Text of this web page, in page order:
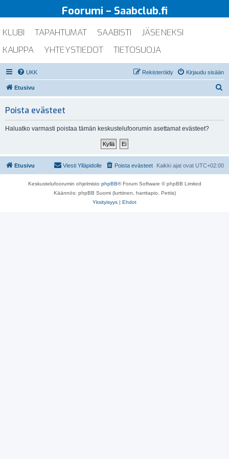
Foorumi – Saabclub.fi
KLUBI TAPAHTUMAT SAABISTI
JÄSENEKSI
KAUPPA
YHTEYSTIEDOT TIETOSUOJA
UKK Kirjaudu sisään
Rekisteröidy
Etusivu
Poista evästeet
Haluatko varmasti poistaa tämän keskustelufoorumin asettamat evästeet?
Etusivu Kaikki ajat ovat UTC+02:00
Poista evästeet
Viesti Ylläpidolle
Keskustelufoorumin ohjelmisto phpBB® Forum Software © phpBB Limited
Käännös: phpBB Suomi (lurttinen, harritapio, Pettis)
Yksityisyys | Ehdot